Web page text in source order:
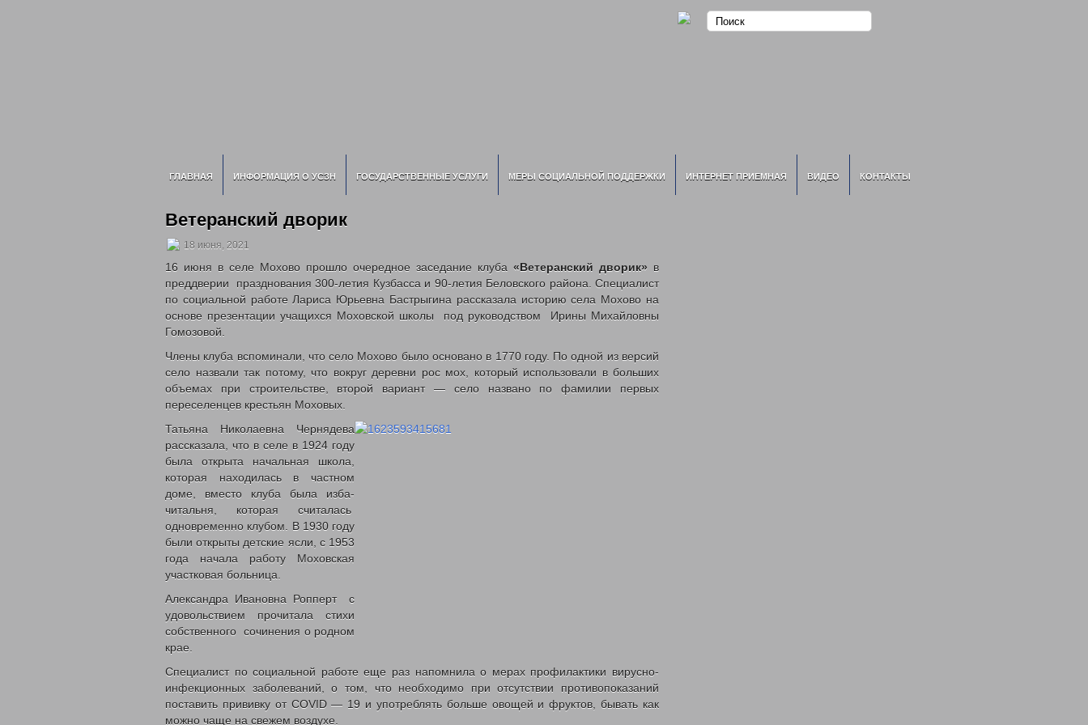
ГЛАВНАЯ ИНФОРМАЦИЯ О УСЗН ГОСУДАРСТВЕННЫЕ УСЛУГИ МЕРЫ СОЦИАЛЬНОЙ ПОДДЕРЖКИ ИНТЕРНЕТ ПРИЕМНАЯ ВИДЕО КОНТАКТЫ
Ветеранский дворик
18 июня, 2021
16 июня в селе Мохово прошло очередное заседание клуба «Ветеранский дворик» в
преддверии празднования 300-летия Кузбасса и 90-летия Беловского района. Специалист
по социальной работе Лариса Юрьевна Бастрыгина рассказала историю села Мохово на
основе презентации учащихся Моховской школы под руководством Ирины Михайловны
Гомозовой.
Члены клуба вспоминали, что село Мохово было основано в 1770 году. По одной из версий
село назвали так потому, что вокруг деревни рос мох, который использовали в больших
объемах при строительстве, второй вариант — село названо по фамилии первых
переселенцев крестьян Моховых.
Татьяна Николаевна Чернядева
рассказала, что в селе в 1924 году
была открыта начальная школа,
которая находилась в частном
доме, вместо клуба была изба-
читальня, которая считалась
одновременно клубом. В 1930 году
были открыты детские ясли, с 1953
года начала работу Моховская
участковая больница.
Александра Ивановна Ропперт с
удовольствием прочитала стихи
собственного сочинения о родном
крае.
Специалист по социальной работе еще раз напомнила о мерах профилактики вирусно-
инфекционных заболеваний, о том, что необходимо при отсутствии противопоказаний
поставить прививку от COVID — 19 и употреблять больше овощей и фруктов, бывать как
можно чаще на свежем воздухе.